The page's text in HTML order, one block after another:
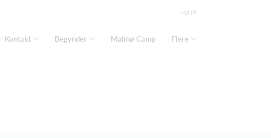
Log på
Kontakt Begynder Malmø Camp Flere